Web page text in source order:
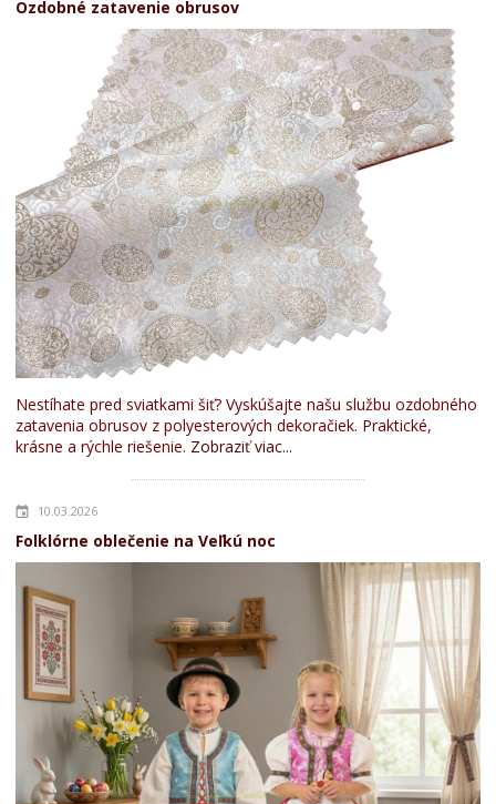
Ozdobné zatavenie obrusov
Nestíhate pred sviatkami šiť? Vyskúšajte našu službu ozdobného
zatavenia obrusov z polyesterových dekoračiek. Praktické,
krásne a rýchle riešenie. Zobraziť viac...
10.03.2026
Folklórne oblečenie na Veľkú noc